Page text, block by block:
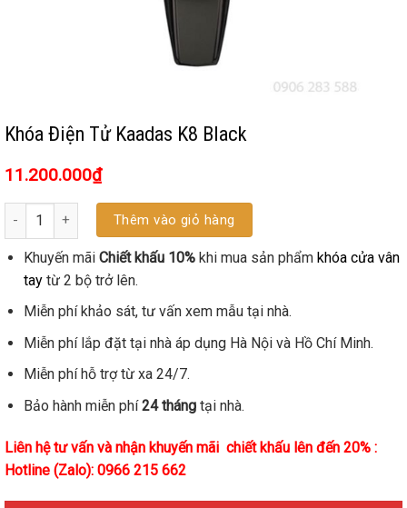
Khóa Điện Tử Kaadas K8 Black
11.200.000₫
Số lượng Thêm vào giỏ hàng
Khuyến mãiChiết khấu 10%khi mua sản phẩm khóa cửa vân
taytừ 2 bộ trở lên.
Miễn phí khảo sát, tư vấn xem mẫu tại nhà.
Miễn phí lắp đặt tại nhà áp dụng Hà Nội và Hồ Chí Minh.
Miễn phí hỗ trợ từ xa 24/7.
Bảo hành miễn phí24 thángtại nhà.
Liên hệ tư vấn và nhận khuyến mãi chiết khấu lên đến 20% :
Hotline (Zalo): 0966 215 662